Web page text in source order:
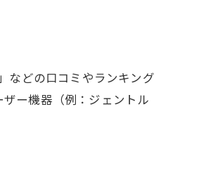
などの口コミやランキング
ー機器（例：ジェントル